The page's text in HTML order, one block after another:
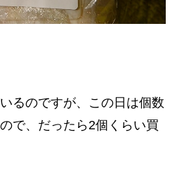
るのですが、この日は個数
で、だったら2個くらい買